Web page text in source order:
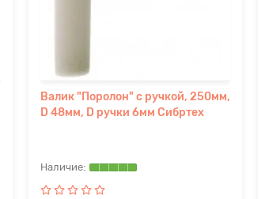
Валик "Поролон" с ручкой, 250мм,
D 48мм, D ручки 6мм Сибртех